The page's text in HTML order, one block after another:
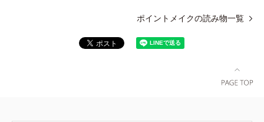
ポイントメイクの読み物一覧